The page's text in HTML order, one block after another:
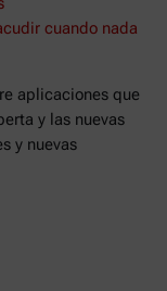
cuando nada
aplicaciones que
y las nuevas
y nuevas